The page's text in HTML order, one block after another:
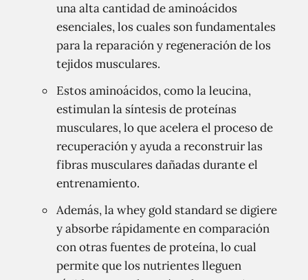
una alta cantidad de aminoácidos
esenciales, los cuales son fundamentales
para la reparación y regeneración de los
tejidos musculares.
Estos aminoácidos, como la leucina,
estimulan la síntesis de proteínas
musculares, lo que acelera el proceso de
recuperación y ayuda a reconstruir las
fibras musculares dañadas durante el
entrenamiento.
Además, la whey gold standard se digiere
y absorbe rápidamente en comparación
con otras fuentes de proteína, lo cual
permite que los nutrientes lleguen